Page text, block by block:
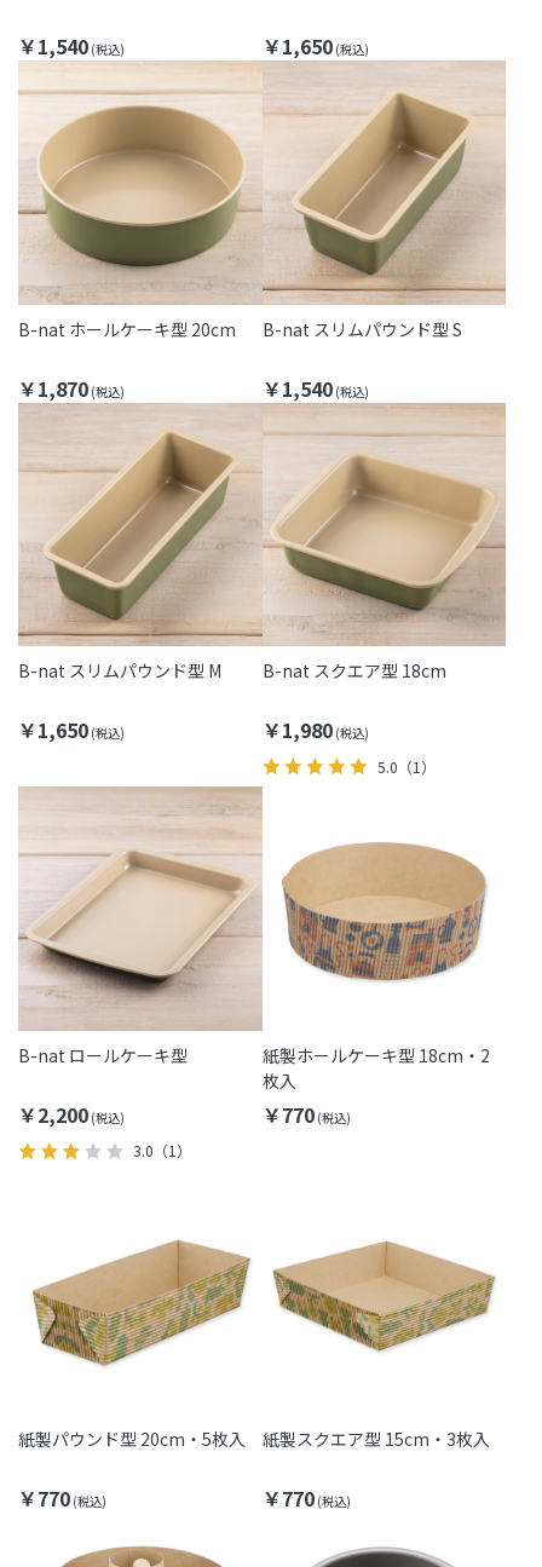
￥1,540 ￥1,650
B-nat ホールケーキ型 20cm
￥1,870
B-nat スリムパウンド型 S
￥1,540
B-nat スリムパウンド型 M
￥1,650
B-nat スクエア型 18cm
￥1,980
5.0 （1）
B-nat ロールケーキ型
￥2,200
3.0 （1）
紙製ホールケーキ型 18cm・2
枚入
￥770
紙製パウンド型 20cm・5枚入
￥770
紙製スクエア型 15cm・3枚入
￥770